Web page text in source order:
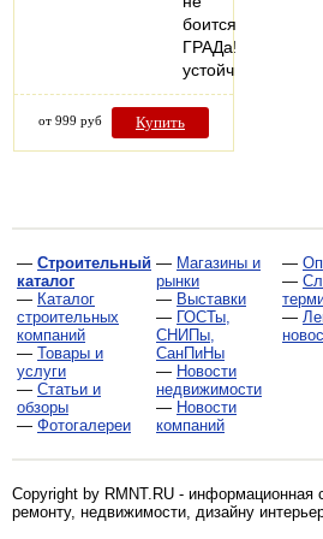
боится
ГРАДа!
устойчив…
от 999 руб Купить
— Строительный
каталог
— Каталог
строительных
компаний
— Товары и
услуги
— Статьи и
обзоры
— Фотогалереи
— Магазины и
рынки
— Выставки
— ГОСТы,
СНИПы,
СанПиНы
— Новости
недвижимости
— Новости
компаний
—
—
—
Copyright by RMNT.RU - информационная
ремонту, недвижимости, дизайну